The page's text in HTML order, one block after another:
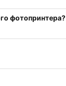
фотопринтера?